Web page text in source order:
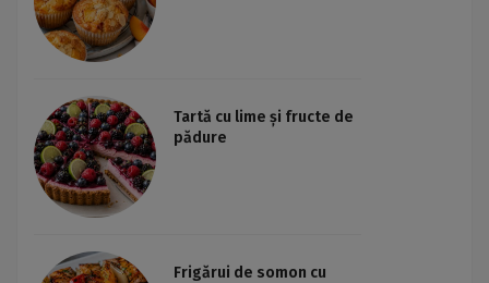
Tartă cu lime și fructe de
pădure
Frigărui de somon cu